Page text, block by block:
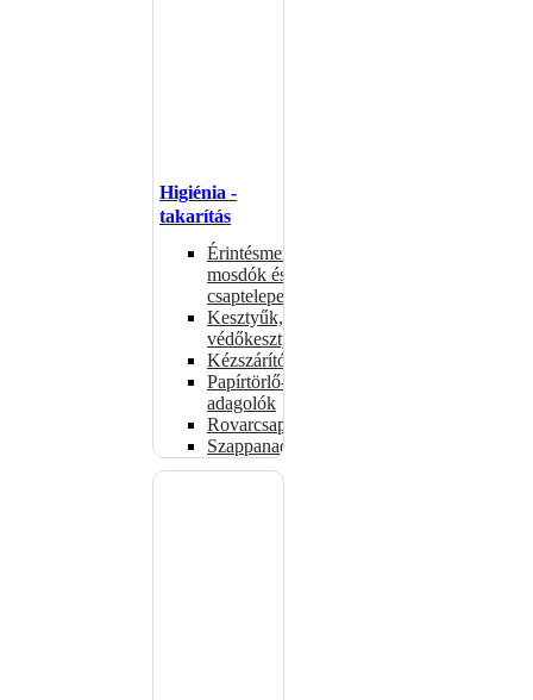
Higiénia -
takarítás
Érintésmentes
mosdók és
csaptelepek
Kesztyűk,
védőkesztyűk
Kézszárítók
Papírtörlő-
adagolók
Rovarcsapdák
Szappanadagolók